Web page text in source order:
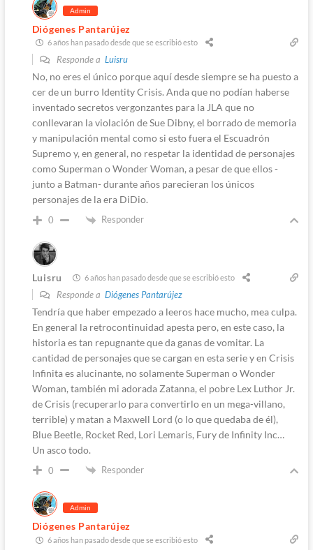
Admin
Diógenes Pantarújez
6 años han pasado desde que se escribió esto
Responde a Luisru
No, no eres el único porque aquí desde siempre se ha puesto a
cer de un burro Identity Crisis. Anda que no podían haberse
inventado secretos vergonzantes para la JLA que no
conllevaran la violación de Sue Dibny, el borrado de memoria
y manipulación mental como si esto fuera el Escuadrón
Supremo y, en general, no respetar la identidad de personajes
como Superman o Wonder Woman, a pesar de que ellos -
junto a Batman- durante años parecieran los únicos
personajes de la era DiDio.
0 Responder
Luisru 6 años han pasado desde que se escribió esto
Responde a Diógenes Pantarújez
Tendría que haber empezado a leeros hace mucho, mea culpa.
En general la retrocontinuidad apesta pero, en este caso, la
historia es tan repugnante que da ganas de vomitar. La
cantidad de personajes que se cargan en esta serie y en Crisis
Infinita es alucinante, no solamente Superman o Wonder
Woman, también mi adorada Zatanna, el pobre Lex Luthor Jr.
de Crisis (recuperarlo para convertirlo en un mega-villano,
terrible) y matan a Maxwell Lord (o lo que quedaba de él),
Blue Beetle, Rocket Red, Lori Lemaris, Fury de Infinity Inc…
Un asco todo.
0 Responder
Admin
Diógenes Pantarújez
6 años han pasado desde que se escribió esto